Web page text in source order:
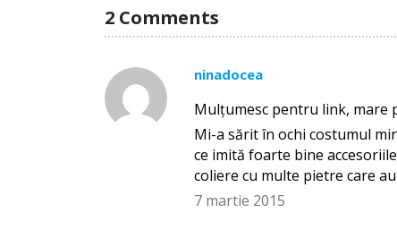
2 Comments
ninadocea
Mulţumesc pentru link, mare
Mi-a sărit în ochi costumul
ce imită foarte bine
coliere cu multe pietre care
7 martie 2015